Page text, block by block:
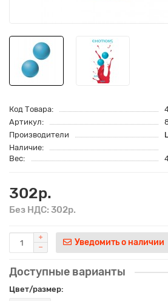
Код Товара:
Артикул:
Производители
Наличие:
Вес:
302р.
Без НДС: 302р.
Уведомить о наличии
Доступные варианты
Цвет/размер: